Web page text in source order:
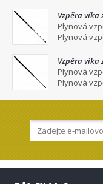
Vzpěra víka
Plynová
Plynová
Vzpěra víka
Plynová
Plynová